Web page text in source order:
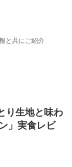
と共にご紹介
り生地と味わ
」実食レビ